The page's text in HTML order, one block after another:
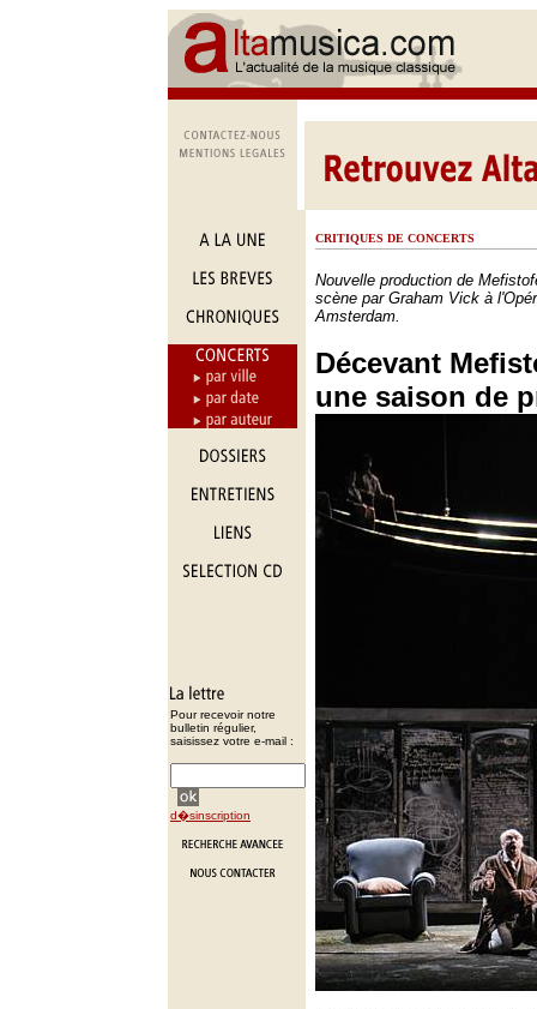
Pour recevoir notre
bulletin régulier,
saisissez votre e-mail :
d�sinscription
CRITIQUES DE CONCERTS
Nouvelle production de
scène par Graham Vick à
Amsterdam.
Décevant
une saison de